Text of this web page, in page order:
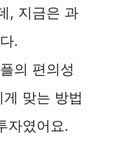
, 지금은 과
.
의 편의성
맞는 방법
자였어요.